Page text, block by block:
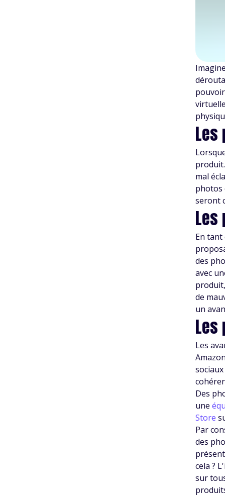
mal
photos
seront
Les
En
des
avec
de
un
Les
Les
Des
une
Store
Par
des
cela ?
sur